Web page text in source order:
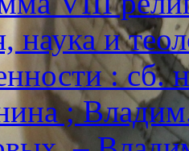
наука и
: сб.
;